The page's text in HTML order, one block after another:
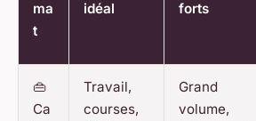
ma
t
idéal
forts
👜
Ca
Travail,
courses,
Grand
volume,